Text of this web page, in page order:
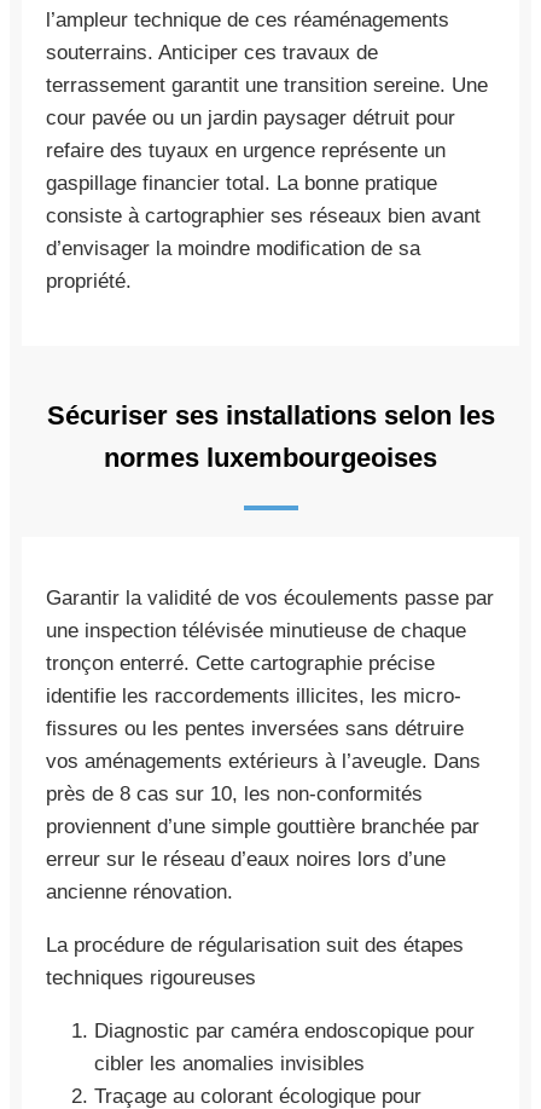
l’ampleur technique de ces réaménagements
souterrains. Anticiper ces travaux de
terrassement garantit une transition sereine. Une
cour pavée ou un jardin paysager détruit pour
refaire des tuyaux en urgence représente un
gaspillage financier total. La bonne pratique
consiste à cartographier ses réseaux bien avant
d’envisager la moindre modification de sa
propriété.
Sécuriser ses installations selon les
normes luxembourgeoises
Garantir la validité de vos écoulements passe par
une inspection télévisée minutieuse de chaque
tronçon enterré. Cette cartographie précise
identifie les raccordements illicites, les micro-
fissures ou les pentes inversées sans détruire
vos aménagements extérieurs à l’aveugle. Dans
près de 8 cas sur 10, les non-conformités
proviennent d’une simple gouttière branchée par
erreur sur le réseau d’eaux noires lors d’une
ancienne rénovation.
La procédure de régularisation suit des étapes
techniques rigoureuses
Diagnostic par caméra endoscopique pour
cibler les anomalies invisibles
Traçage au colorant écologique pour